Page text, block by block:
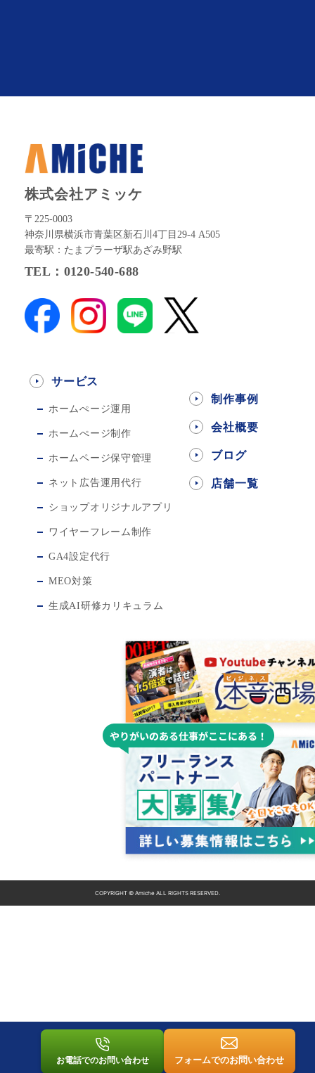
株式会社アミッケ
〒225-0003
神奈川県横浜市青葉区新石川4丁目29-4 A505
最寄駅：たまプラーザ駅あざみ野駅
TEL：0120-540-688
サービス
ホームぺージ運用
ホームぺージ制作
ホームページ保守管理
ネット広告運用代行
ショップオリジナルアプリ
ワイヤーフレーム制作
GA4設定代行
MEO対策
生成AI研修カリキュラム
制作事例
会社概要
ブログ
店舗一覧
COPYRIGHT © Amiche ALL RIGHTS RESERVED.
お電話でのお問い合わせ フォームでのお問い合わせ